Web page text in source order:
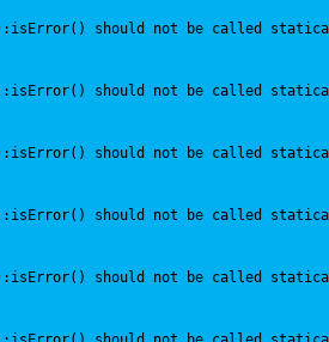
should not be called
should not be called
should not be called
should not be called
should not be called